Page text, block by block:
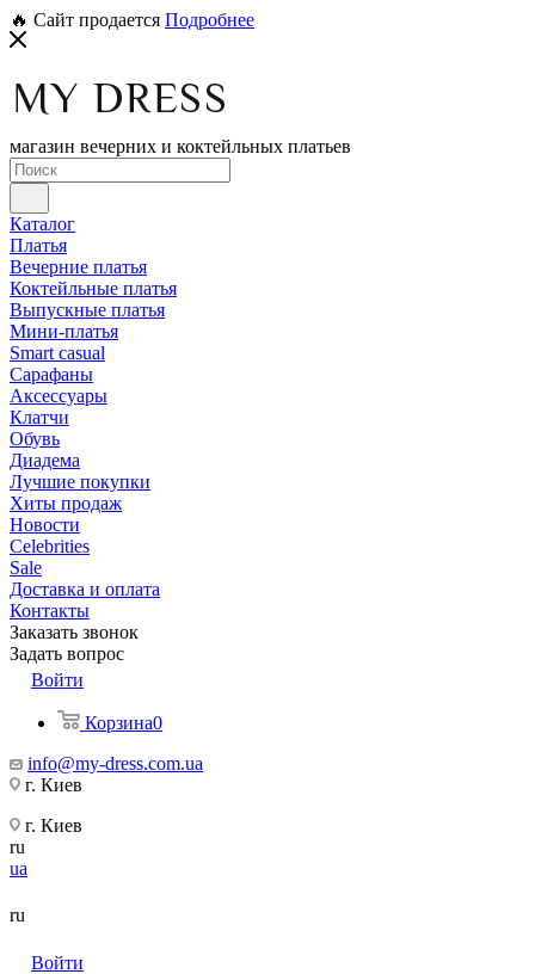
🔥 Сайт продается Подробнее
магазин вечерних и коктейльных платьев
Каталог
Платья
Вечерние платья
Коктейльные платья
Выпускные платья
Мини-платья
Smart casual
Сарафаны
Аксессуары
Клатчи
Обувь
Диадема
Лучшие покупки
Хиты продаж
Новости
Celebrities
Sale
Доставка и оплата
Контакты
Заказать звонок
Задать вопрос
Войти
Корзина0
info@my-dress.com.ua
г. Киев
г. Киев
ru
ua
ru
Войти